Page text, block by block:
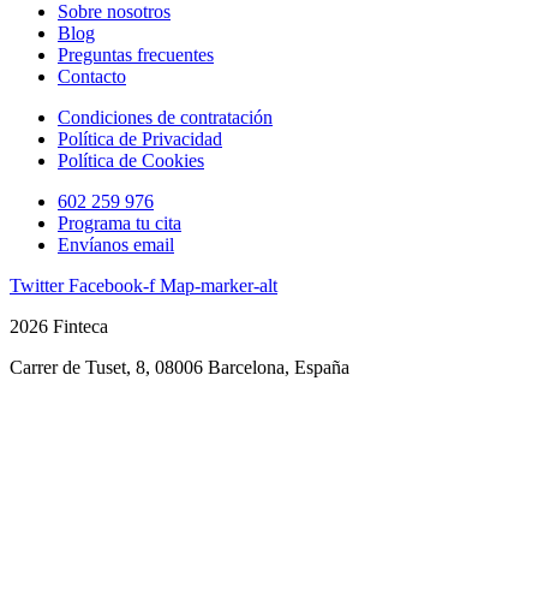
Sobre nosotros
Blog
Preguntas frecuentes
Contacto
Condiciones de contratación
Política de Privacidad
Política de Cookies
602 259 976
Programa tu cita
Envíanos email
Twitter Facebook-f Map-marker-alt
2026 Finteca
Carrer de Tuset, 8, 08006 Barcelona, España